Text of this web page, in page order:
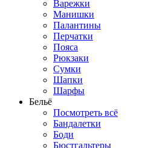
Варежки
Манишки
Палантины
Перчатки
Пояса
Рюкзаки
Сумки
Шапки
Шарфы
Бельё
Посмотреть всё
Бандалетки
Боди
Бюстгальтеры